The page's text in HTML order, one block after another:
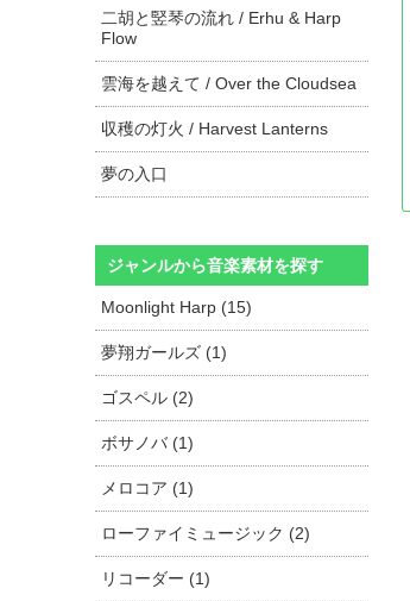
二胡と竪琴の流れ / Erhu & Harp
Flow
雲海を越えて / Over the Cloudsea
収穫の灯火 / Harvest Lanterns
夢の入口
ジャンルから音楽素材を探す
Moonlight Harp (15)
夢翔ガールズ (1)
ゴスペル (2)
ボサノバ (1)
メロコア (1)
ローファイミュージック (2)
リコーダー (1)